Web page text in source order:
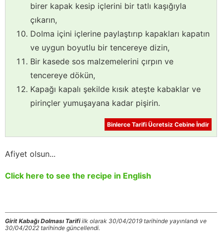
birer kapak kesip içlerini bir tatlı kaşığıyla
çıkarın,
Dolma içini içlerine paylaştırıp kapakları kapatın
ve uygun boyutlu bir tencereye dizin,
Bir kasede sos malzemelerini çırpın ve
tencereye dökün,
Kapağı kapalı şekilde kısık ateşte kabaklar ve
pirinçler yumuşayana kadar pişirin.
Binlerce Tarifi Ücretsiz Cebine İndir
Afiyet olsun...
Click here to see the recipe in English
Girit Kabağı Dolması Tarifiilk olarak 30/04/2019 tarihinde yayınlandı ve
30/04/2022 tarihinde güncellendi.